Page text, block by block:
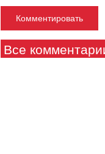
Все